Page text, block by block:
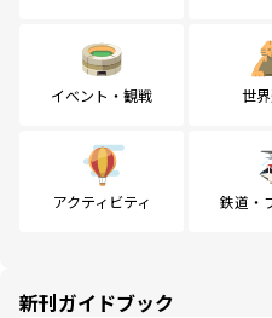
イベント・観戦 世
アクティビティ 鉄道・
新刊ガイドブック